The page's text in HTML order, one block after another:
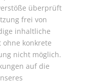
überprüft
frei von
inhaltliche
konkrete
nicht möglich.
auf die